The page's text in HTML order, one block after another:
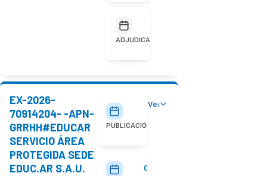
ADJUDICACIÓN
EX-2026-
70914204- -APN-
GRRHH#EDUCAR
SERVICIO ÁREA
PROTEGIDA SEDE
EDUC.AR S.A.U.
PUBLICACIÓN
29/07/2026
05/08/2026
Ver detalles